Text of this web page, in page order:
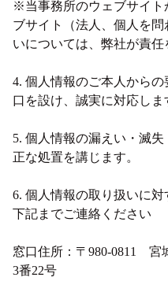
※当事務所のウェブサイト
ブサイト（法人、個人を
いについては、弊社が責任
4. 個人情報のご本人から
口を設け、誠実に対応しま
5. 個人情報の漏えい・滅
正な処置を講じます。
6. 個人情報の取り扱いに
下記までご連絡ください
窓口住所：〒980-0811 宮
3番22号